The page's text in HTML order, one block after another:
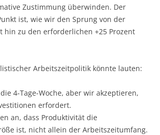
Zustimmung überwinden. Der
ist, wie wir den Sprung von der
hin zu den erforderlichen +25 Prozent
Arbeitszeitpolitik könnte lauten:
4-Tage-Woche, aber wir akzeptieren,
erfordert.
an, dass Produktivität die
ist, nicht allein der Arbeitszeitumfang.